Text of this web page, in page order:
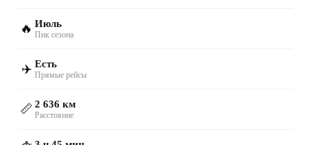
🔥 Июль
Пик сезона
✈️ Есть
Прямые рейсы
📏 2 636 км
Расстояние